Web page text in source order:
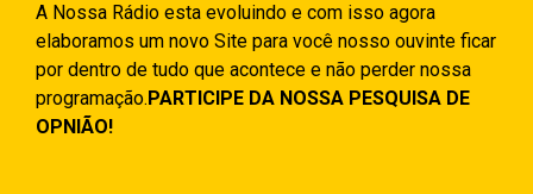
A Nossa Rádio esta evoluindo e com isso agora
elaboramos um novo Site para você nosso ouvinte ficar
por dentro de tudo que acontece e não perder nossa
programação.PARTICIPE DA NOSSA PESQUISA DE
OPNIÃO!